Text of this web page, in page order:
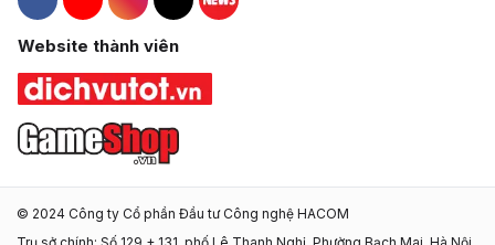
Hacom Facebook
Hacom YouTube
Hacom Instagram
Hacom TikTok
Website thành viên
© 2024 Công ty Cổ phần Đầu tư Công nghệ HACOM